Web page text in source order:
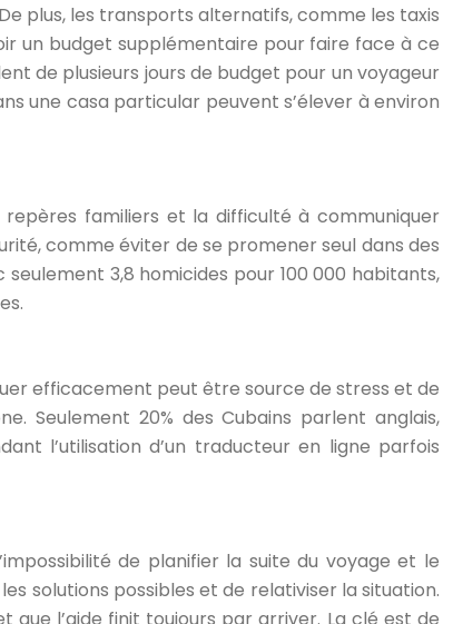
plus, les transports alternatifs, comme les taxis
un budget supplémentaire pour faire face à ce
de plusieurs jours de budget pour un voyageur
une casa particular peuvent s’élever à environ
repères familiers et la difficulté à communiquer
comme éviter de se promener seul dans des
3,8 homicides pour 100 000 habitants,
efficacement peut être source de stress et de
Seulement 20% des Cubains parlent anglais,
l’utilisation d’un traducteur en ligne parfois
de planifier la suite du voyage et le
solutions possibles et de relativiser la situation.